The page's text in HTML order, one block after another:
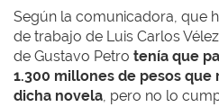
Según la comunicadora, que
de trabajo de Luis Carlos
de Gustavo Petro tenía que
1.300 millones de pesos que
dicha novela, pero no lo